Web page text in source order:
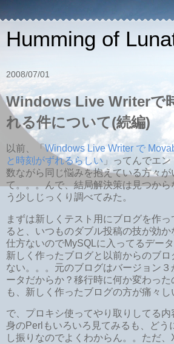
Humming of
2008/07/01
Windows Live Writerで
れる件について(続編)
以前、「Windows Live Writer で
と時刻がずれるらしい 」ってんでエ
数ながら同じ悩みを抱えている方々が
て。。。んで、結局解決策は見つか
う少しじっくり調べてみた。
まずは新しくテスト用にブログを作
ると、いつものダブル投稿の技が効か
仕方ないのでMySQLに入ってるデー
新しく作ったブログと以前からのブ
ない。。。元のブログはバージョン
ータだからか？移行時に何か変わっ
も、新しく作ったブログの方が痛々し
で、プロキシ使ってやり取りしてる
身のPerlもいろいろ見てみるも、どう
し振りなのでよくわからん。。ただ